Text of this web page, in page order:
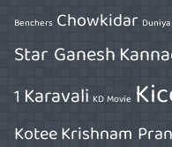
Benchers Chowkidar
Star Ganesh
1 Karavali KD Movie
KoteeKrishnam